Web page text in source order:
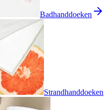
Badhanddoeken
Strandhanddoeken